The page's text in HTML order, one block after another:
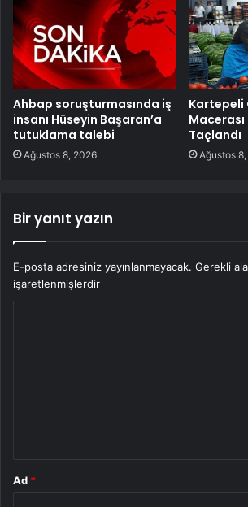
Ahbap soruşturmasında iş
insanı Hüseyin Başaran’a
tutuklama talebi
Ağustos 8, 2026
Kartepeli
Taçlandı
Ağustos
Bir yanıt yazın
E-posta adresiniz yayınlanmayacak. Gerekli
işaretlenmişlerdir
Ad *